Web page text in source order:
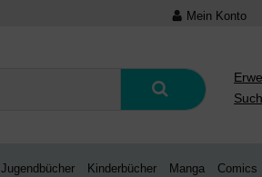
Mein Konto
Jugendbücher Kinderbücher Manga Comics